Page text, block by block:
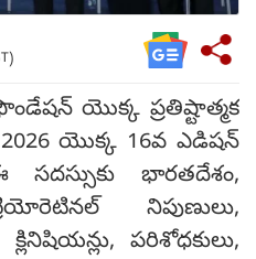
యొక్క ప్రతిష్టాత్మక
2026 యొక్క 16వ ఎడిషన్
భారతదేశం,
నిపుణులు,
పరిశోధకులు,